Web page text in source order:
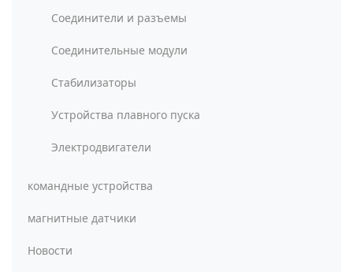
Соединители и разъемы
Соединительные модули
Стабилизаторы
Устройства плавного пуска
Электродвигатели
командные устройства
магнитные датчики
Новости